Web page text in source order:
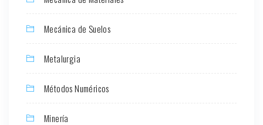
Mecánica de Suelos
Metalurgia
Métodos Numéricos
Minería